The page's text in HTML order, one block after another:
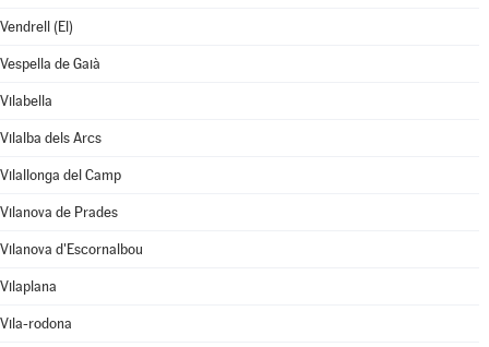
Vendrell (El)
Vespella de Gaià
Vilabella
Vilalba dels Arcs
Vilallonga del Camp
Vilanova de Prades
Vilanova d'Escornalbou
Vilaplana
Vila-rodona